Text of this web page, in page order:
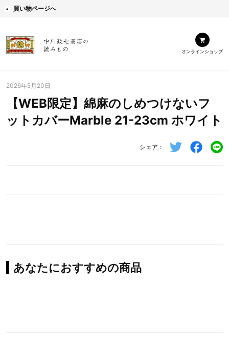
買い物ページへ
オンラインショップ
2026年5月20日
【WEB限定】綿麻のしめつけないフ
ットカバーMarble 21-23cm ホワイト
シェア
あなたにおすすめの商品